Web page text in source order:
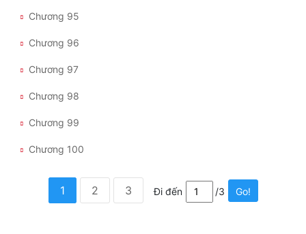
Chương 95
Chương 96
Chương 97
Chương 98
Chương 99
Chương 100
1 2 3 Đi đến /3 Go!